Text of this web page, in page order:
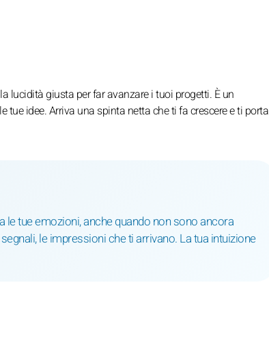
lucidità giusta per far avanzare i tuoi progetti. È un
idee. Arriva una spinta netta che ti fa crescere e ti porta
tue emozioni, anche quando non sono ancora
le impressioni che ti arrivano. La tua intuizione